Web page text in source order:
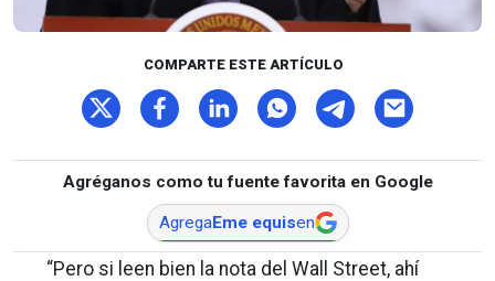
COMPARTE ESTE ARTÍCULO
Agréganos como tu fuente favorita en Google
AgregaEme equisen
“Pero si leen bien la nota del Wall Street, ahí